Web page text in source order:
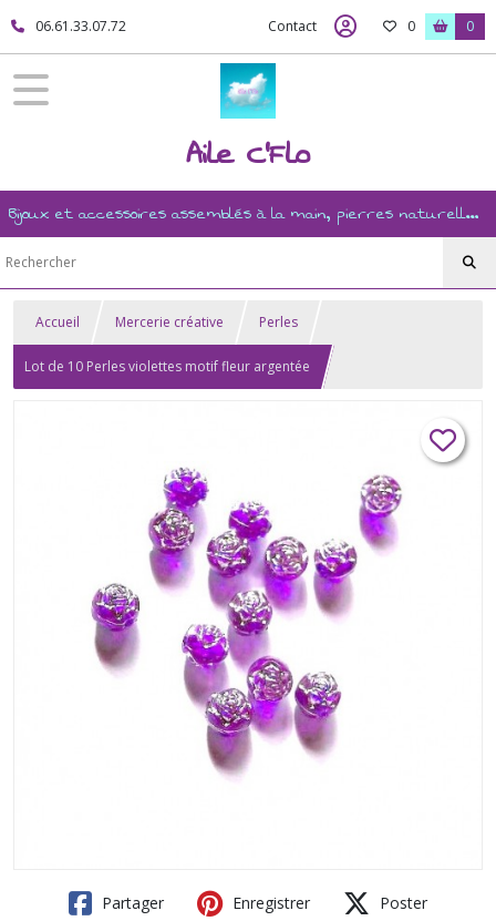
06.61.33.07.72 Contact 0 0
Aile C'Flo
Bijoux et accessoires assemblés à la main, pierres naturelles, ésotérisme, revente, et mercerie créative
Accueil Mercerie créative Perles
Lot de 10 Perles violettes motif fleur argentée
Partager Enregistrer Poster